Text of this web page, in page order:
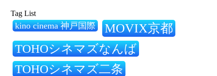
Tag List
kino cinema 神戸国際 MOVIX京都
TOHOシネマズなんば
TOHOシネマズ二条